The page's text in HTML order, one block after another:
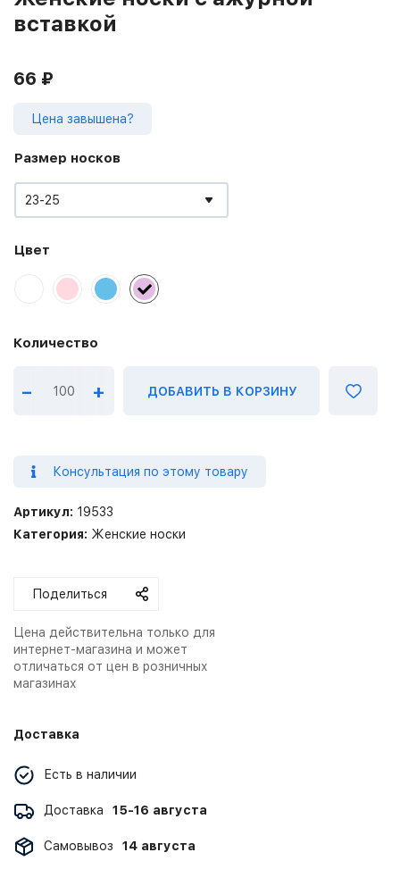
вставкой
66 ₽
Цена завышена?
Размер носков
23-25
Цвет
– + ДОБАВИТЬ В КОРЗИНУ
Консультация по этому товару
Артикул: 19533
Категория: Женские носки
Поделиться
Цена действительна только для
интернет-магазина и может
отличаться от цен в розничных
магазинах
Доставка
Есть в наличии
Доставка 15-16 августа
Самовывоз 14 августа